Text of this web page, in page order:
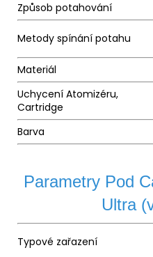
Způsob potahování
Metody spínání potahu
Materiál
Uchycení Atomizéru,
Cartridge
Barva
Parametry Pod
Ultra
Typové zařazení